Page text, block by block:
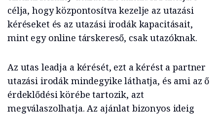
célja, hogy központosítva kezelje az utazási
kéréseket és az utazási irodák kapacitásait,
mint egy online társkereső, csak utazóknak.
Az utas leadja a kérését, ezt a kérést a partner
utazási irodák mindegyike láthatja, és ami az ő
érdeklődési körébe tartozik, azt
megválaszolhatja. Az ajánlat bizonyos ideig